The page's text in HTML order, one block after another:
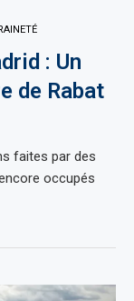
: Un
de Rabat
faites par des
occupés